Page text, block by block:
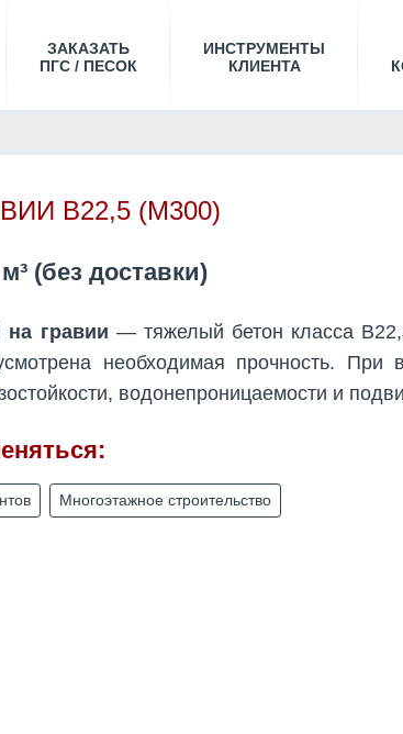
ЗАКАЗАТЬ
ПГС / ПЕСОК
ИНСТРУМЕНТЫ
КЛИЕНТА
B22,5 (М300)
м³ (без доставки)
на гравии — тяжелый бетон класса
необходимая прочность. При
водонепроницаемости и
Многоэтажное строительство